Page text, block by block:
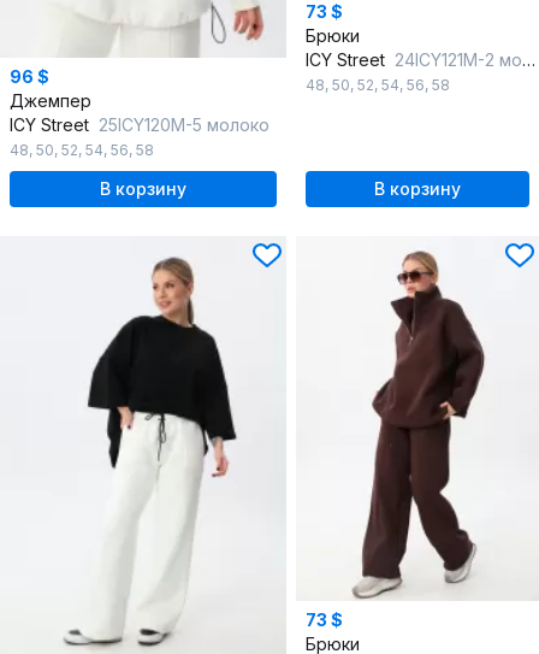
96 $
Джемпер
ICY Street 25ICY120М-5 молоко
48, 50, 52, 54, 56, 58
В корзину
73 $
Брюки
ICY Street 24ICY121М-2 молочный
48, 50, 52, 54, 56, 58
В корзину
73 $
Брюки